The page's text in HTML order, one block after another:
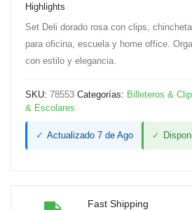
Fast Shipping
Dorado
Rosa
cantidad
Highlights
Set Deli dorado rosa con clips,
para oficina, escuela y home office.
con estilo y elegancia.
SKU: 78553 Categorías: Billeteros &
& Escolares
✓ Actualizado 7 de Ago ✓